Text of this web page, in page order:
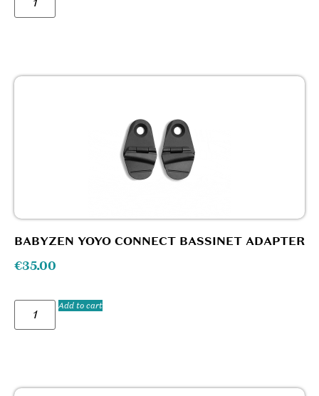
BABYZEN YOYO CONNECT BASSINET ADAPTER
€35.00
Add to cart